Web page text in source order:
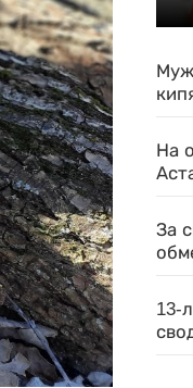
На
За
13-